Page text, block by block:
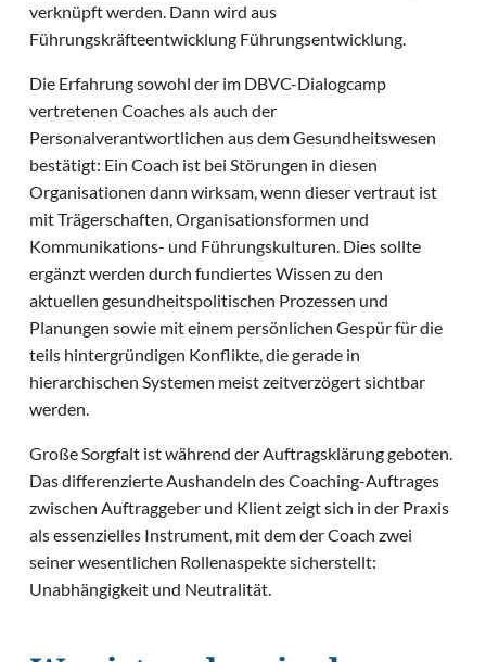
verknüpft werden. Dann wird aus
Führungskräfteentwicklung Führungsentwicklung.
Die Erfahrung sowohl der im DBVC-Dialogcamp
vertretenen Coaches als auch der
Personalverantwortlichen aus dem Gesundheitswesen
bestätigt: Ein Coach ist bei Störungen in diesen
Organisationen dann wirksam, wenn dieser vertraut ist
mit Trägerschaften, Organisationsformen und
Kommunikations- und Führungskulturen. Dies sollte
ergänzt werden durch fundiertes Wissen zu den
aktuellen gesundheitspolitischen Prozessen und
Planungen sowie mit einem persönlichen Gespür für die
teils hintergründigen Konflikte, die gerade in
hierarchischen Systemen meist zeitverzögert sichtbar
werden.
Große Sorgfalt ist während der Auftragsklärung geboten.
Das differenzierte Aushandeln des Coaching-Auftrages
zwischen Auftraggeber und Klient zeigt sich in der Praxis
als essenzielles Instrument, mit dem der Coach zwei
seiner wesentlichen Rollenaspekte sicherstellt:
Unabhängigkeit und Neutralität.